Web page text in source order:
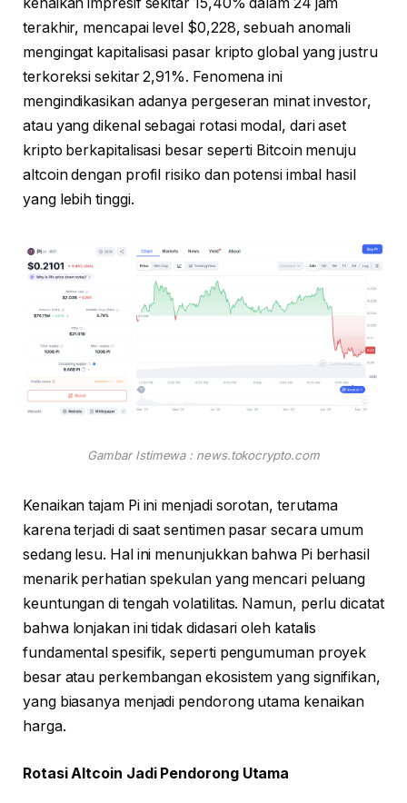
terakhir, mencapai level $0,228, sebuah anomali
mengingat kapitalisasi pasar kripto global yang justru
terkoreksi sekitar 2,91%. Fenomena ini
mengindikasikan adanya pergeseran minat investor,
atau yang dikenal sebagai rotasi modal, dari aset
kripto berkapitalisasi besar seperti Bitcoin menuju
altcoin dengan profil risiko dan potensi imbal hasil
yang lebih tinggi.
Gambar Istimewa : news.tokocrypto.com
Kenaikan tajam Pi ini menjadi sorotan, terutama
karena terjadi di saat sentimen pasar secara umum
sedang lesu. Hal ini menunjukkan bahwa Pi berhasil
menarik perhatian spekulan yang mencari peluang
keuntungan di tengah volatilitas. Namun, perlu dicatat
bahwa lonjakan ini tidak didasari oleh katalis
fundamental spesifik, seperti pengumuman proyek
besar atau perkembangan ekosistem yang signifikan,
yang biasanya menjadi pendorong utama kenaikan
harga.
Rotasi Altcoin Jadi Pendorong Utama